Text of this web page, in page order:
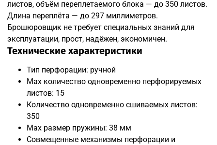
листов, объём переплетаемого блока — до 350 листов.
Длина переплёта — до 297 миллиметров.
Брошюровщик не требует специальных знаний для
эксплуатации, прост, надёжен, экономичен.
Технические характеристики
Тип перфорации: ручной
Max количество одновременно перфорируемых
листов: 15
Количество одновременно сшиваемых листов:
350
Мах размер пружины: 38 мм
Совмещенные механизмы перфорации и